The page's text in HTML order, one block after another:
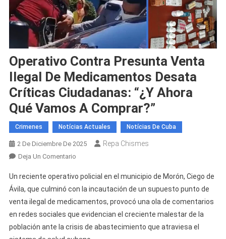
Operativo Contra Presunta Venta
Ilegal De Medicamentos Desata
Críticas Ciudadanas: “¿Y Ahora
Qué Vamos A Comprar?”
Crimenes Notícias Actuales Notícias De Cuba
2 De Diciembre De 2025 Repa Chismes
Deja Un ComentarioEn
Contra
Presunta
Venta
Ilegal
De
Medicamentos
Un reciente operativo policial en el municipio de Morón, Ciego de
Ávila, que culminó con la incautación de un supuesto punto de
venta ilegal de medicamentos, provocó una ola de comentarios
en redes sociales que evidencian el creciente malestar de la
población ante la crisis de abastecimiento que atraviesa el